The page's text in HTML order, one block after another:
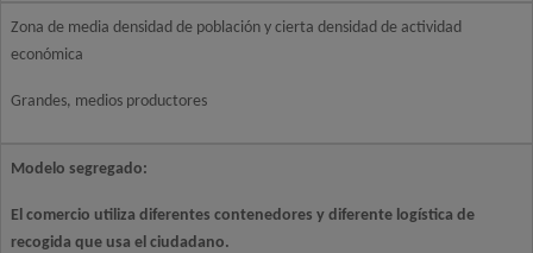
Zona de media densidad de población y cierta densidad de actividad
económica
Grandes, medios productores
Modelo segregado:
El comercio utiliza diferentes contenedores y diferente logística de
recogida que usa el ciudadano.